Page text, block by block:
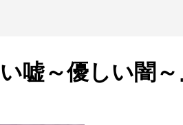
い嘘～優しい闇